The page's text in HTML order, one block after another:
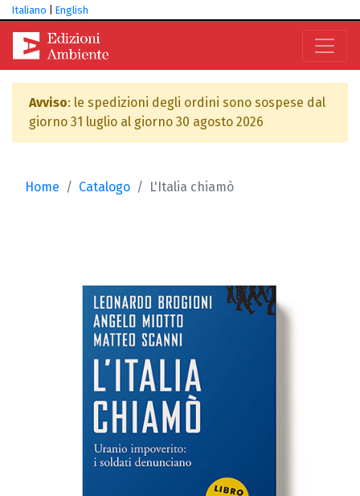
Italiano English
Avviso: le spedizioni degli ordini sono sospese dal
giorno 31 luglio al giorno 30 agosto 2026
Home Catalogo L'Italia chiamò